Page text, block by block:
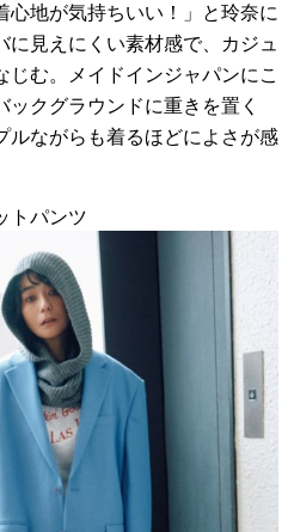
心地が気持ちいい！」と玲奈に
見えにくい素材感で、カジュ
じむ。メイドインジャパンにこ
クグラウンドに重きを置く
ルながらも着るほどによさが感
トパンツ